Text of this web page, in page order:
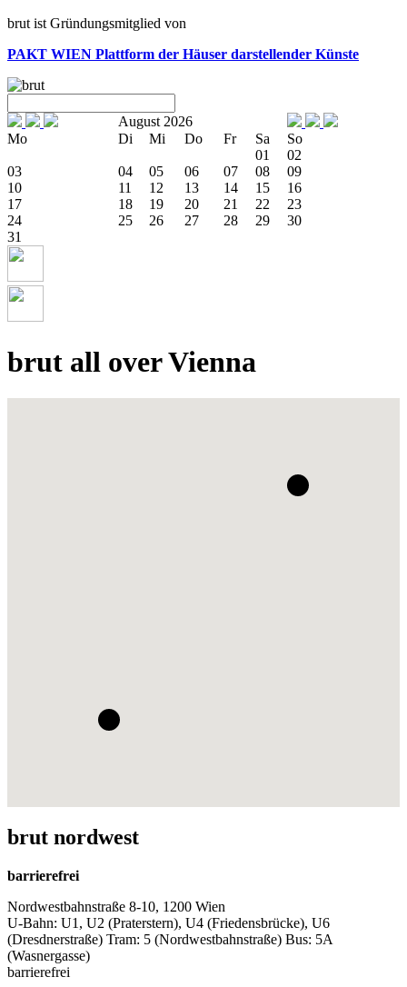
brut ist Gründungsmitglied von
PAKT WIEN Plattform der Häuser darstellender Künste
August 2026
Mo
Di Mi Do Fr Sa
So
01
02
03
04 05 06 07 08
09
10
11 12 13 14 15
16
17
18 19 20 21 22
23
24
25 26 27 28 29
30
31
brut all over Vienna
brut nordwest
barrierefrei
Nordwestbahnstraße 8-10, 1200 Wien
U-Bahn: U1, U2 (Praterstern), U4 (Friedensbrücke), U6
(Dresdnerstraße) Tram: 5 (Nordwestbahnstraße) Bus: 5A
(Wasnergasse)
barrierefrei